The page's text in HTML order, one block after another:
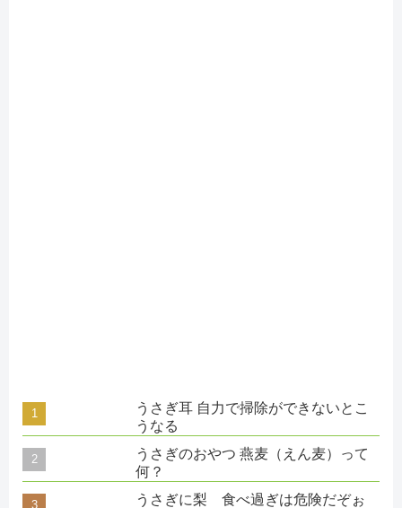
うさぎ耳 自力で掃除ができないとこ
うなる
うさぎのおやつ 燕麦（えん麦）って
何？
うさぎに梨 食べ過ぎは危険だぞぉ